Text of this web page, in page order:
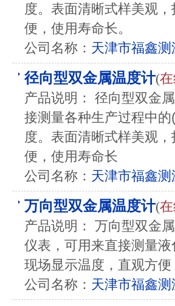
度。表面清晰式样美观
便，使用寿命长。
公司名称： 天津市福鑫测
径向型双金属温度计(
产品说明： 径向型双金
接测量各种生产过程中
度。表面清晰式样美观
便，使用寿命长
公司名称： 天津市福鑫测
万向型双金属温度计(
产品说明： 万向型双金
仪表，可用来直接测量
现场显示温度，直观方便
公司名称： 天津市福鑫测